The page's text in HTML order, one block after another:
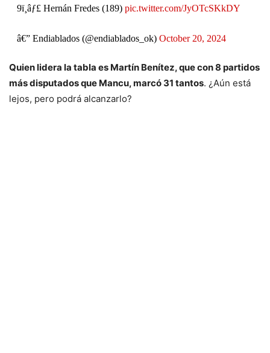
9ï¸âƒ£ Hernán Fredes (189) pic.twitter.com/JyOTcSKkDY
â€” Endiablados (@endiablados_ok) October 20, 2024
Quien lidera la tabla es Martín Benítez, que con 8 partidos
más disputados que Mancu, marcó 31 tantos. ¿Aún está
lejos, pero podrá alcanzarlo?